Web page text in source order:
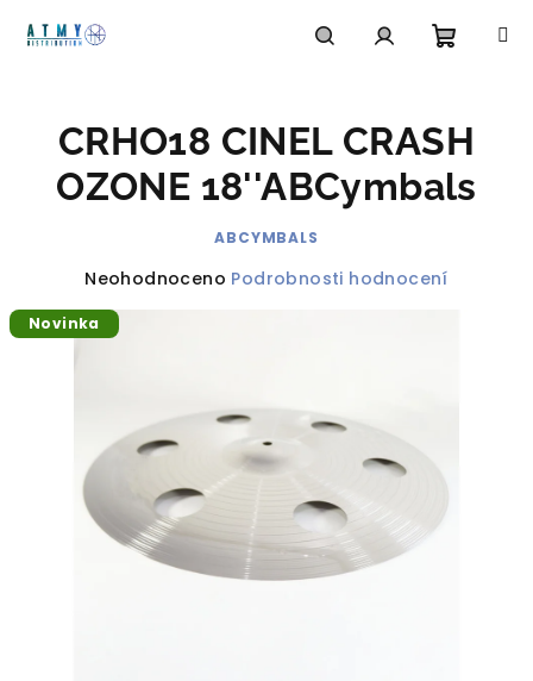
košík
CRHO18 CINEL CRASH
OZONE 18''ABCymbals
ABCYMBALS
Průměrné
produktu
hvězdiček.
Neohodnoceno Podrobnosti hodnocení
Novinka